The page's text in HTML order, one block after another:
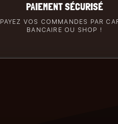
PAIEMENT SÉCURISÉ
PAYEZ VOS COMMANDES PAR
BANCAIRE OU SHOP !